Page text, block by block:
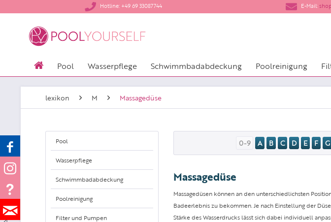
​Hotline: +49 69 33087744 ​E-Mail:
Pool Wasserpflege Schwimmbadabdeckung Poolreinigung
lexikon M Massagedüse
Pool
Wasserpflege
Schwimmbadabdeckung
Poolreinigung
Filter und Pumpen
0-9 A B C D E F G
Massagedüse
Massagedüsen können an den unterschiedlichsten
Badeerlebnis zu bekommen. Je nach Einstellung der
Stärke des Wasserdrucks lässt sich dabei individuell